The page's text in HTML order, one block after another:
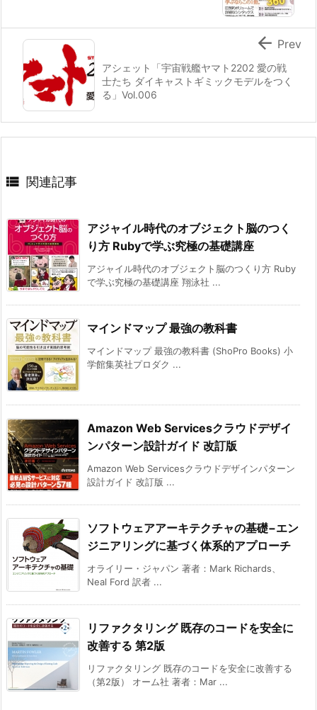
アシェット「宇宙戦艦ヤマト2202 愛の戦
士たち ダイキャストギミックモデルをつく
る」Vol.006
 Prev
 関連記事
アジャイル時代のオブジェクト脳のつく
り方 Rubyで学ぶ究極の基礎講座
アジャイル時代のオブジェクト脳のつくり方 Ruby
で学ぶ究極の基礎講座 翔泳社 ...
マインドマップ 最強の教科書
マインドマップ 最強の教科書 (ShoPro Books) 小
学館集英社プロダク ...
Amazon Web Servicesクラウドデザイ
ンパターン設計ガイド 改訂版
Amazon Web Servicesクラウドデザインパターン
設計ガイド 改訂版 ...
ソフトウェアアーキテクチャの基礎−エン
ジニアリングに基づく体系的アプローチ
オライリー・ジャパン 著者：Mark Richards、
Neal Ford 訳者 ...
リファクタリング 既存のコードを安全に
改善する 第2版
リファクタリング 既存のコードを安全に改善する
（第2版） オーム社 著者：Mar ...